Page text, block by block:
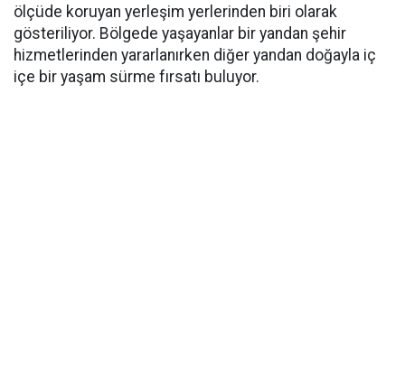
ölçüde koruyan yerleşim yerlerinden biri olarak
gösteriliyor. Bölgede yaşayanlar bir yandan şehir
hizmetlerinden yararlanırken diğer yandan doğayla iç
içe bir yaşam sürme fırsatı buluyor.